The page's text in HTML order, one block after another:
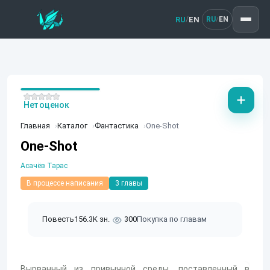
RU/EN RU/ EN
Главная Каталог Фантастика One-Shot
One-Shot
Асачёв Тарас
В процессе написания 3 главы
Повесть156.3K зн. 300Покупка по главам
Нет оценок